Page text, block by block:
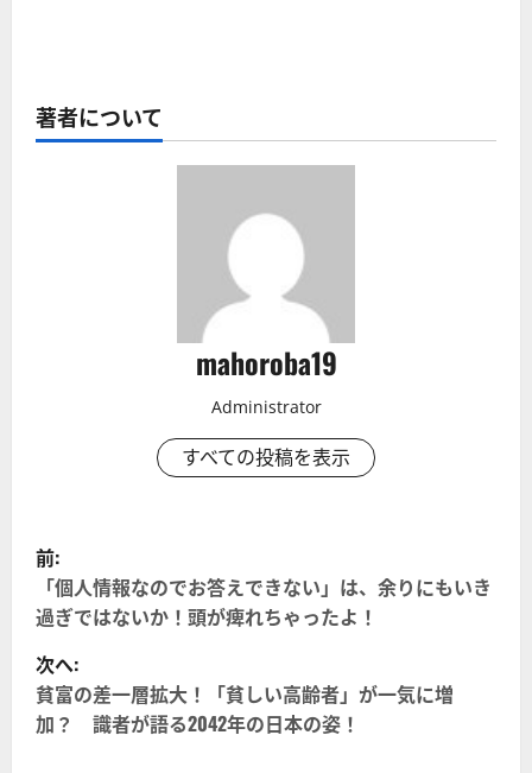
著者について
mahoroba19
Administrator
すべての投稿を表示
投
稿
ナ
ビ
ゲ
前:
「個人情報なのでお答えできない」は、余りにもいき
過ぎではないか！頭が痺れちゃったよ！
次へ:
貧富の差一層拡大！「貧しい高齢者」が一気に増
加？ 識者が語る2042年の日本の姿！